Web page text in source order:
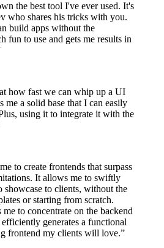
the best tool I've ever used. It's
who shares his tricks with you.
build apps without the
fun to use and gets me results in
how fast we can whip up a UI
a solid base that I can easily
using it to integrate it with the
to create frontends that surpass
It allows me to swiftly
showcase to clients, without the
or starting from scratch.
to concentrate on the backend
generates a functional
frontend my clients will love.”